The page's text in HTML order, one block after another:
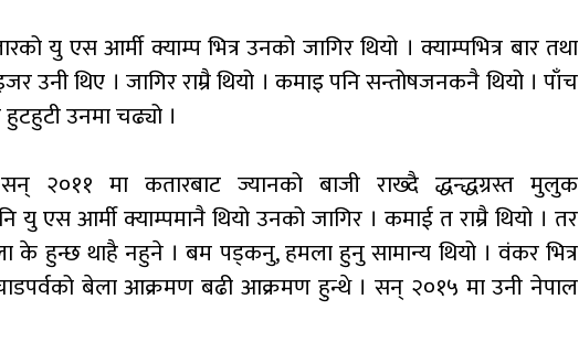
यु एस आर्मी क्याम्प भित्र उनको जागिर थियो । क्याम्पभित्र बार तथा
उनी थिए । जागिर राम्रै थियो । कमाइ पनि सन्तोषजनकनै थियो । पाँच
उनमा चढ्यो ।
मा कतारबाट ज्यानको बाजी राख्दै द्धन्द्धग्रस्त मुलुक
यु एस आर्मी क्याम्पमानै थियो उनको जागिर । कमाई त राम्रै थियो । तर
के हुन्छ थाहै नहुने । बम पड्कनु, हमला हुनु सामान्य थियो । वंकर भित्र
बेला आक्रमण बढी आक्रमण हुन्थे । सन् २०१५ मा उनी नेपाल